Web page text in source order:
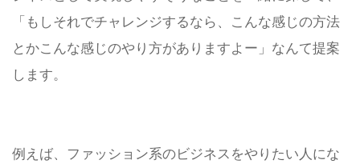
「もしそれでチャレンジするなら、こんな感じの方法
とかこんな感じのやり方がありますよー」なんて提案
します。
例えば、ファッション系のビジネスをやりたい人にな